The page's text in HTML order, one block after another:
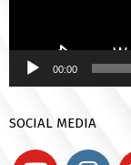
00:00
SOCIAL MEDIA